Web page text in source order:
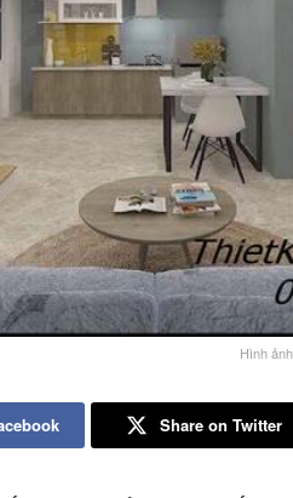
Hình
Share on Twitter